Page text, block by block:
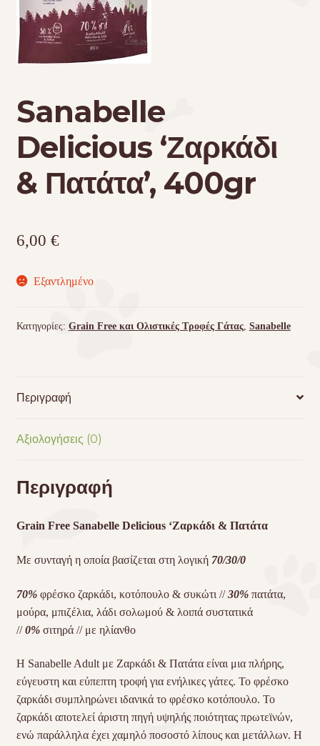
Τσάντες μεταφοράς
Επικοινωνία
Sanabelle
Delicious ‘Ζαρκάδι
& Πατάτα’, 400gr
6,00 €
Εξαντλημένο
Κατηγορίες: Grain Free και Ολιστικές Τροφές Γάτας, Sanabelle
Περιγραφή
Αξιολογήσεις (0)
Περιγραφή
Grain Free Sanabelle Delicious ‘Ζαρκάδι & Πατάτα
Με συνταγή η οποία βασίζεται στη λογική 70/30/0
70%φρέσκο ζαρκάδι, κοτόπουλο & συκώτι //30%πατάτα,
μούρα, μπιζέλια, λάδι σολωμού & λοιπά συστατικά
//0%σιτηρά // με ηλίανθο
Η Sanabelle Adult με Ζαρκάδι & Πατάτα είναι μια πλήρης,
εύγευστη και εύπεπτη τροφή για ενήλικες γάτες. Το φρέσκο
ζαρκάδι συμπληρώνει ιδανικά το φρέσκο κοτόπουλο. Το
ζαρκάδι αποτελεί άριστη πηγή υψηλής ποιότητας πρωτεϊνών,
ενώ παράλληλα έχει χαμηλό ποσοστό λίπους και μετάλλων. Η